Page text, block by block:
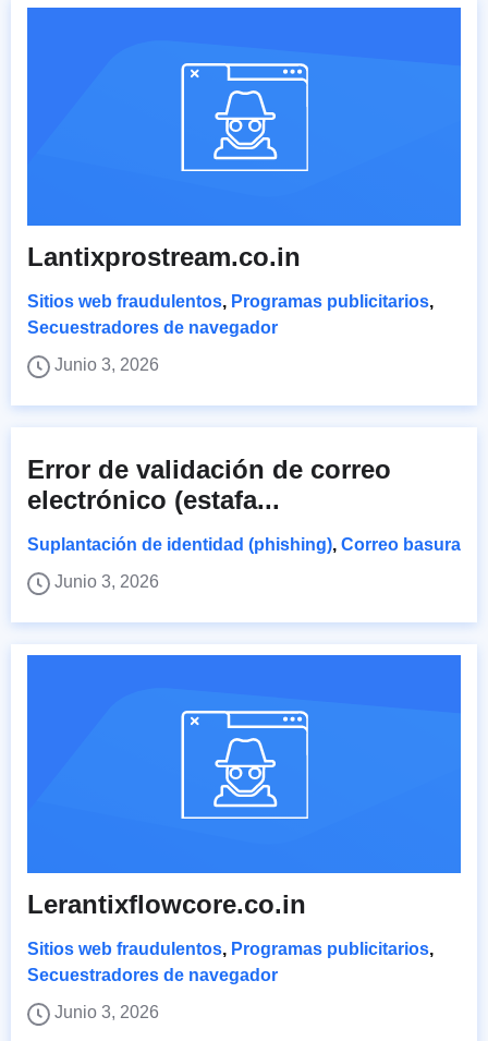
Lantixprostream.co.in
Sitios web fraudulentos, Programas publicitarios,
Secuestradores de navegador
Junio 3, 2026
Error de validación de correo
electrónico (estafa...
Suplantación de identidad (phishing), Correo basura
Junio 3, 2026
Lerantixflowcore.co.in
Sitios web fraudulentos, Programas publicitarios,
Secuestradores de navegador
Junio 3, 2026